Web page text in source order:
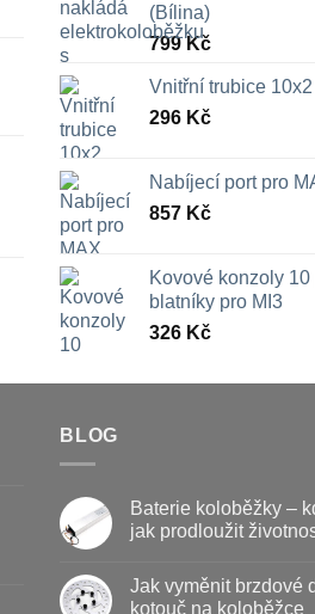
(Bílina)
799Kč
Vnitřní trubice
296 Kč
Nabíjecí port pro
857 Kč
Kovové konzoly
blatníky pro MI3
326 Kč
BLOG
Baterie koloběžky –
jak prodloužit
textu
Jak vyměnit brzdové
kotouč na koloběžce